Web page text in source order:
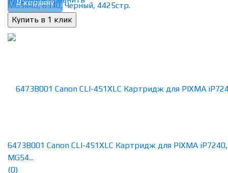
В корзину
6473B001 Canon CLI-451XLC Картридж для PIXMA iP7240,
MG54...
(0)